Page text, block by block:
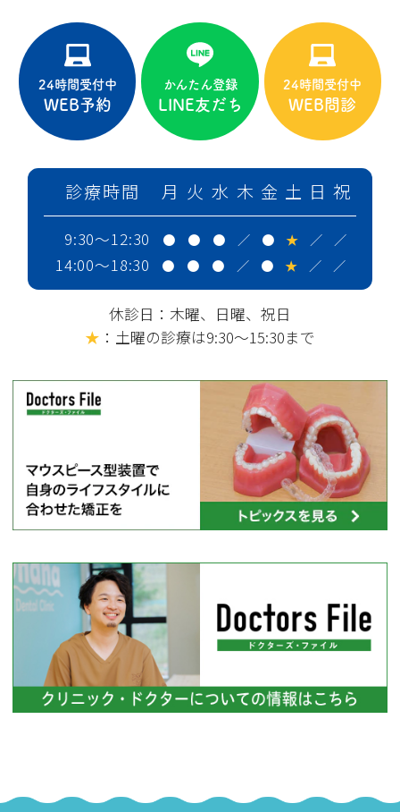
24時間受付中
WEB予約
かんたん登録
LINE友だち
24時間受付中
WEB問診
診療時間 月 火 水 木 金 土 日 祝
9:30～12:30 ● ● ● ／ ● ★ ／ ／
14:00～18:30 ● ● ● ／ ● ★ ／ ／
休診日：木曜、日曜、祝日
★ ：土曜の診療は9:30～15:30まで